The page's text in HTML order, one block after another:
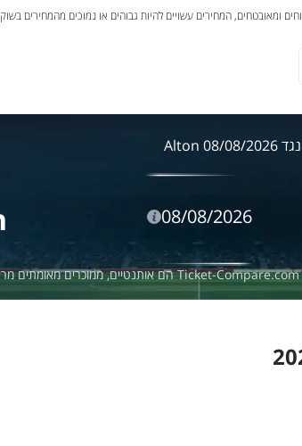
ומאובטחים, המחירים עשויים להיות גבוהים או נמוכים מהמחירים
08/08/2026